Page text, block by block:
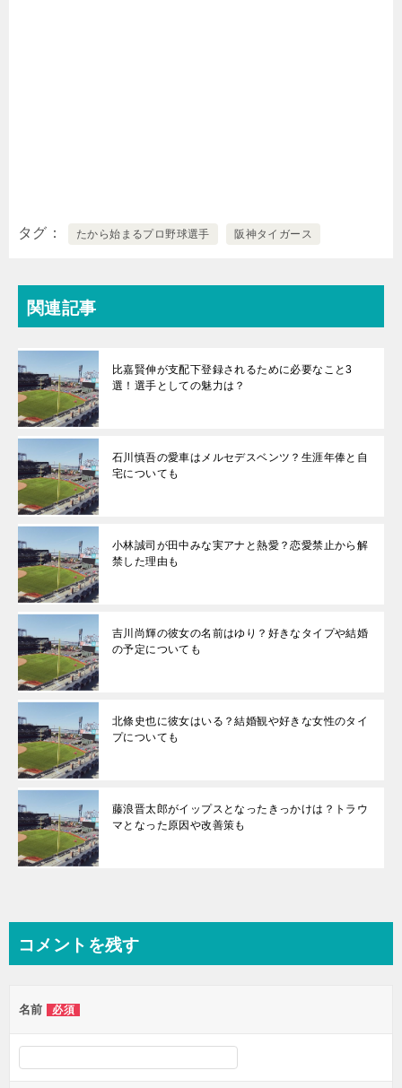
タグ たから始まるプロ野球選手 阪神タイガース
関連記事
比嘉賢伸が支配下登録されるために必要なこと3
選！選手としての魅力は？
石川慎吾の愛車はメルセデスベンツ？生涯年俸と自
宅についても
小林誠司が田中みな実アナと熱愛？恋愛禁止から解
禁した理由も
吉川尚輝の彼女の名前はゆり？好きなタイプや結婚
の予定についても
北條史也に彼女はいる？結婚観や好きな女性のタイ
プについても
藤浪晋太郎がイップスとなったきっかけは？トラウ
マとなった原因や改善策も
コメントを残す
名前 必須